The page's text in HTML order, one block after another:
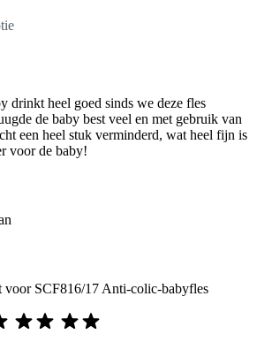
drinkt heel goed sinds we deze fles
de baby best veel en met gebruik van
een heel stuk verminderd, wat heel fijn is
voor de baby!
voor SCF816/17 Anti-colic-babyfles